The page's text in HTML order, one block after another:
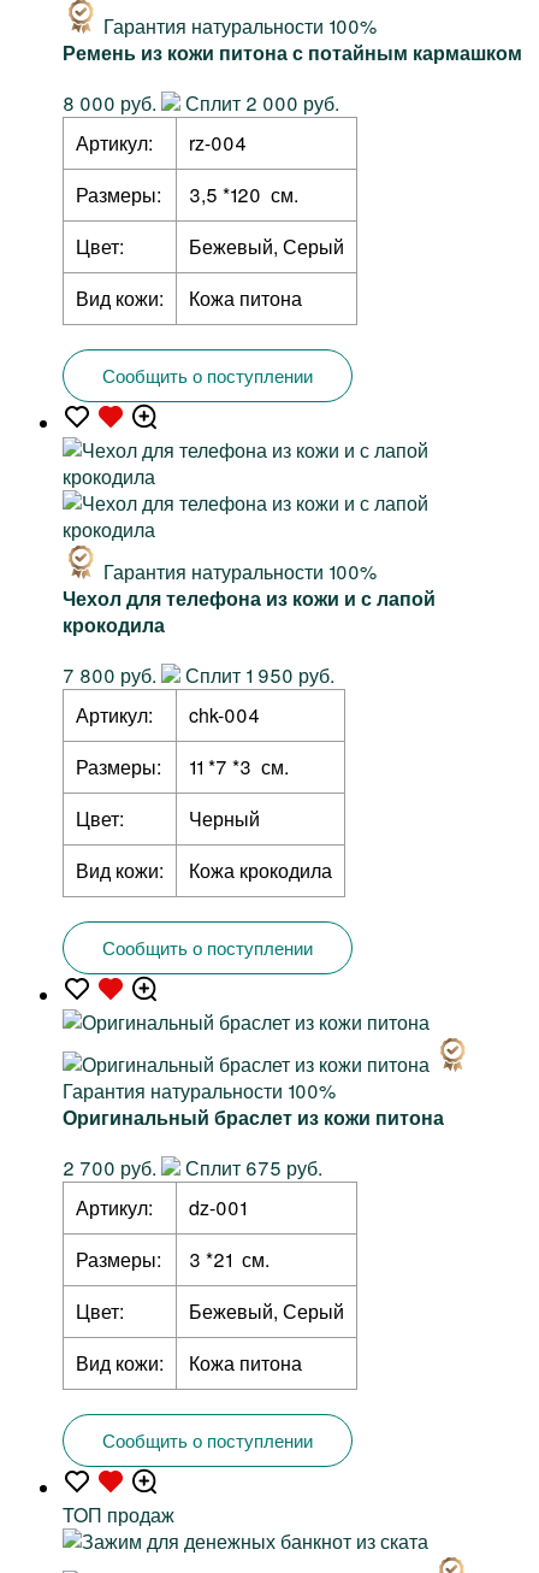
Гарантия натуральности 100%
Ремень из кожи питона с потайным кармашком
8 000 руб.
Сплит 2 000 руб.
Артикул:
rz-004
Размеры:
3,5 *120 см.
Цвет:
Бежевый, Серый
Вид кожи:
Кожа питона
Сообщить о поступлении
Гарантия натуральности 100%
Чехол для телефона из кожи и с лапой
крокодила
7 800 руб.
Сплит 1 950 руб.
Артикул:
chk-004
Размеры:
11 *7 *3 см.
Цвет:
Черный
Вид кожи:
Кожа крокодила
Сообщить о поступлении
Гарантия натуральности 100%
Оригинальный браслет из кожи питона
2 700 руб.
Сплит 675 руб.
Артикул:
dz-001
Размеры:
3 *21 см.
Цвет:
Бежевый, Серый
Вид кожи:
Кожа питона
Сообщить о поступлении
TOП продаж